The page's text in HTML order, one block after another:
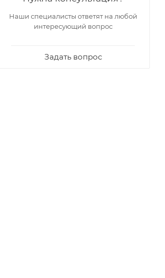
Наши специалисты ответят на любой
интересующий вопрос
Задать вопрос